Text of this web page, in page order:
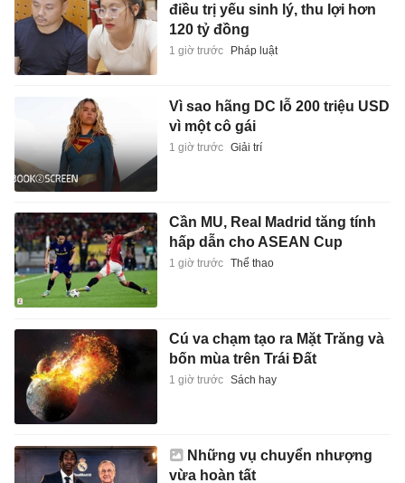
điều trị yếu sinh lý, thu lợi hơn
120 tỷ đồng
1 giờ trước Pháp luật
Vì sao hãng DC lỗ 200 triệu USD
vì một cô gái
1 giờ trước Giải trí
Cần MU, Real Madrid tăng tính
hấp dẫn cho ASEAN Cup
1 giờ trước Thể thao
Cú va chạm tạo ra Mặt Trăng và
bốn mùa trên Trái Đất
1 giờ trước Sách hay
Những vụ chuyển nhượng
vừa hoàn tất